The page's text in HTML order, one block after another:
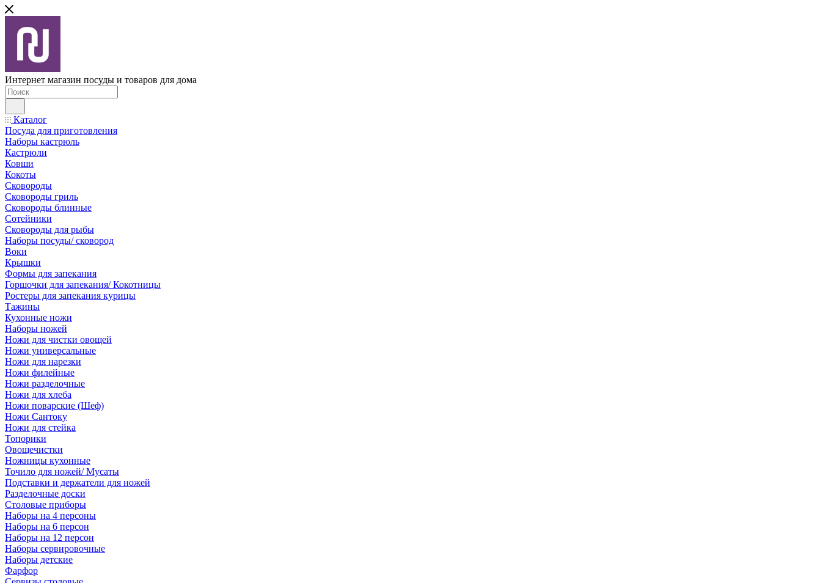
Интернет магазин посуды и товаров для дома
Каталог
Посуда для приготовления
Наборы кастрюль
Кастрюли
Ковши
Кокоты
Сковороды
Сковороды гриль
Сковороды блинные
Сотейники
Сковороды для рыбы
Наборы посуды/ сковород
Воки
Крышки
Формы для запекания
Горшочки для запекания/ Кокотницы
Ростеры для запекания курицы
Тажины
Кухонные ножи
Наборы ножей
Ножи для чистки овощей
Ножи универсальные
Ножи для нарезки
Ножи филейные
Ножи разделочные
Ножи для хлеба
Ножи поварские (Шеф)
Ножи Сантоку
Ножи для стейка
Топорики
Овощечистки
Ножницы кухонные
Точило для ножей/ Мусаты
Подставки и держатели для ножей
Разделочные доски
Столовые приборы
Наборы на 4 персоны
Наборы на 6 персон
Наборы на 12 персон
Наборы сервировочные
Наборы детские
Фарфор